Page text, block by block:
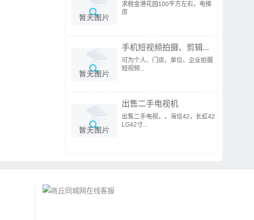
求租金港花园100平方左右，电梯
房
手机短视频拍摄、剪辑...
可为个人、门店、单位、企业拍摄
短视频...
出售二手电视机
出售二手电视，，海信42，长虹42
LG42寸...